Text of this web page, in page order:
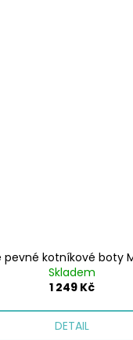
pevné kotníkové boty
Skladem
1 249 Kč
DETAIL